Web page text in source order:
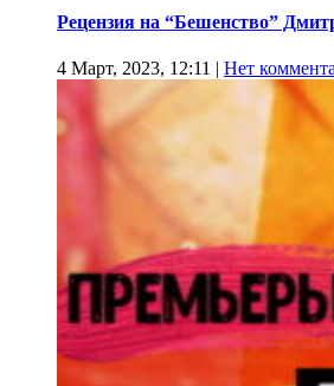
Рецензия на “Бешенство”
4 Март, 2023, 12:11 | Нет